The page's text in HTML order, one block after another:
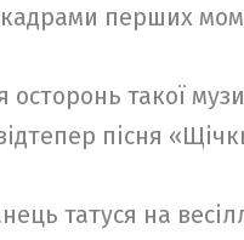
перших
такої
пісня
татуся на